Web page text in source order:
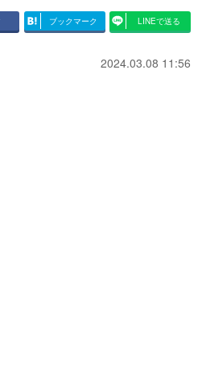
ブックマーク LINEで送る
2024.03.08 11:56